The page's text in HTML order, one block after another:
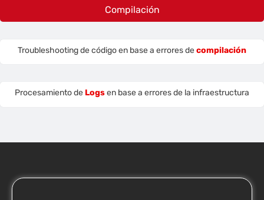
Compilación
Troubleshooting de código en base a errores decompilación
Procesamiento de Logsen base a errores de la infraestructura